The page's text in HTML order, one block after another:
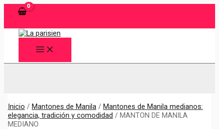
MAIN
MENU
Inicio / Mantones de Manila/ Mantones de Manila medianos:
elegancia, tradición y comodidad / MANTON DE MANILA
MEDIANO